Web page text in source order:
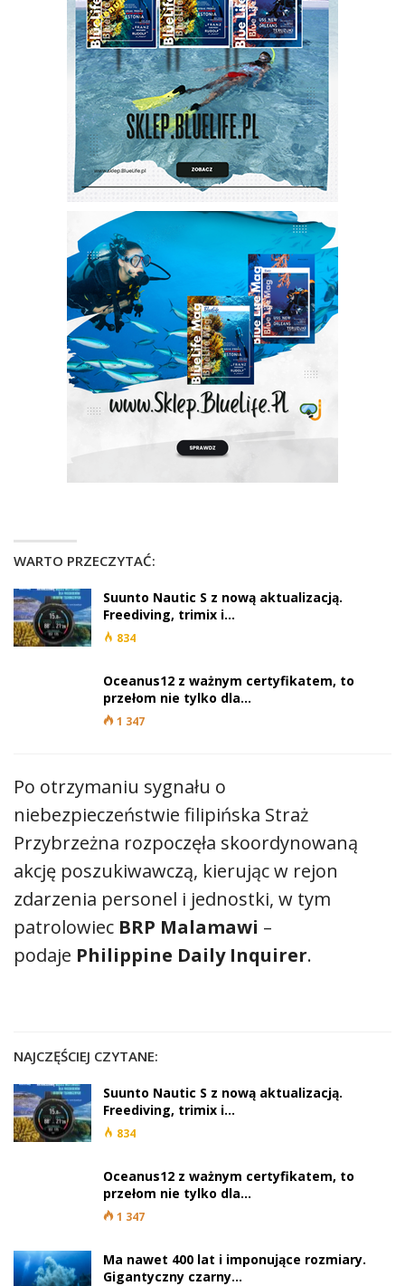
WARTO PRZECZYTAĆ:
Suunto Nautic S z nową aktualizacją.
Freediving, trimix i…
834
Oceanus12 z ważnym certyfikatem, to
przełom nie tylko dla…
1 347
Po otrzymaniu sygnału o
niebezpieczeństwie filipińska Straż
Przybrzeżna rozpoczęła skoordynowaną
akcję poszukiwawczą, kierując w rejon
zdarzenia personel i jednostki, w tym
patrolowiec BRP Malamawi –
podaje Philippine Daily Inquirer.
NAJCZĘŚCIEJ CZYTANE:
Suunto Nautic S z nową aktualizacją.
Freediving, trimix i…
834
Oceanus12 z ważnym certyfikatem, to
przełom nie tylko dla…
1 347
Ma nawet 400 lat i imponujące rozmiary.
Gigantyczny czarny…